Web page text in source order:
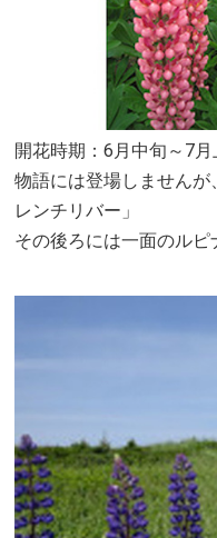
開花時期：6月中旬～7月
物語には登場しません
レンチリバー」
その後ろには一面のルピ